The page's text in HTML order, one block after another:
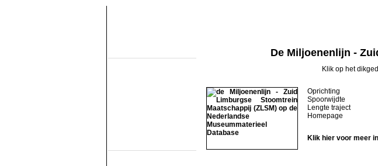
De Miljoenenlijn -
Klik op het
Oprichting
Spoorwijdte
Lengte traject
Homepage
Klik hier voor meer